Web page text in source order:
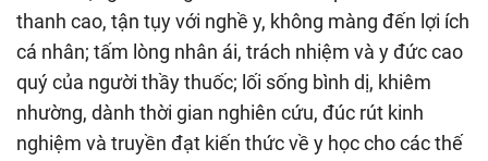
thanh cao, tận tụy với nghề y, không màng đến lợi ích
cá nhân; tấm lòng nhân ái, trách nhiệm và y đức cao
quý của người thầy thuốc; lối sống bình dị, khiêm
nhường, dành thời gian nghiên cứu, đúc rút kinh
nghiệm và truyền đạt kiến thức về y học cho các thế